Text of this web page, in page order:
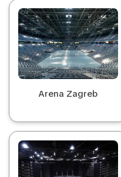
Arena Zagreb